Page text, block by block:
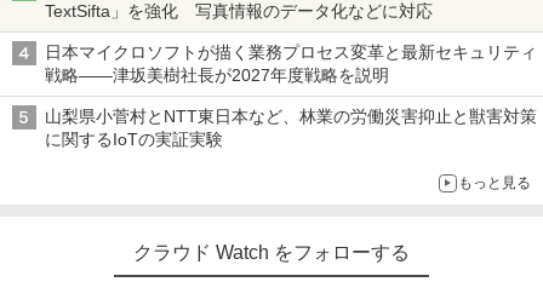
TextSifta」を強化 写真情報のデータ化などに対応
日本マイクロソフトが描く業務プロセス変革と最新セキュリティ
戦略――津坂美樹社長が2027年度戦略を説明
山梨県小菅村とNTT東日本など、林業の労働災害抑止と獣害対策
に関するIoTの実証実験
もっと見る
クラウド Watch をフォローする